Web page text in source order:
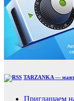
TARZANKA —
Приглашаем